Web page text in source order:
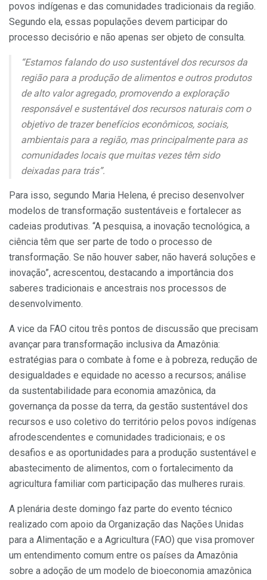
povos indígenas e das comunidades tradicionais da região.
Segundo ela, essas populações devem participar do
processo decisório e não apenas ser objeto de consulta.
“Estamos falando do uso sustentável dos recursos da
região para a produção de alimentos e outros produtos
de alto valor agregado, promovendo a exploração
responsável e sustentável dos recursos naturais com o
objetivo de trazer benefícios econômicos, sociais,
ambientais para a região, mas principalmente para as
comunidades locais que muitas vezes têm sido
deixadas para trás”.
Para isso, segundo Maria Helena, é preciso desenvolver
modelos de transformação sustentáveis e fortalecer as
cadeias produtivas. “A pesquisa, a inovação tecnológica, a
ciência têm que ser parte de todo o processo de
transformação. Se não houver saber, não haverá soluções e
inovação”, acrescentou, destacando a importância dos
saberes tradicionais e ancestrais nos processos de
desenvolvimento.
A vice da FAO citou três pontos de discussão que precisam
avançar para transformação inclusiva da Amazônia:
estratégias para o combate à fome e à pobreza, redução de
desigualdades e equidade no acesso a recursos; análise
da sustentabilidade para economia amazônica, da
governança da posse da terra, da gestão sustentável dos
recursos e uso coletivo do território pelos povos indígenas
afrodescendentes e comunidades tradicionais; e os
desafios e as oportunidades para a produção sustentável e
abastecimento de alimentos, com o fortalecimento da
agricultura familiar com participação das mulheres rurais.
A plenária deste domingo faz parte do evento técnico
realizado com apoio da Organização das Nações Unidas
para a Alimentação e a Agricultura (FAO) que visa promover
um entendimento comum entre os países da Amazônia
sobre a adoção de um modelo de bioeconomia amazônica